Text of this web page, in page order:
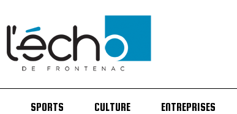
SPORTS CULTURE ENTREPRISES